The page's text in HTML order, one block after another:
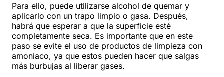
Para ello, puede utilizarse alcohol de quemar y
aplicarlo con un trapo limpio o gasa. Después,
habrá que esperar a que la superficie esté
completamente seca. Es importante que en este
paso se evite el uso de productos de limpieza con
amoniaco, ya que estos pueden hacer que salgas
más burbujas al liberar gases.